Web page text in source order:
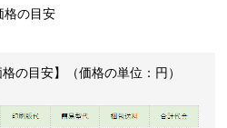
格の目安
の目安】（価格の単位：円）